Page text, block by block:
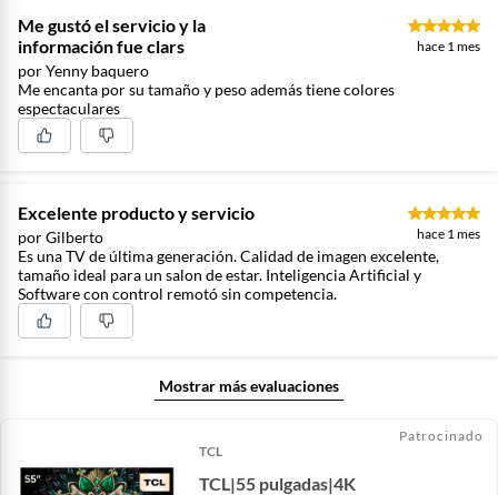
Me gustó el servicio y la
información fue clars
por Yenny baquero
hace 1 mes
Me encanta por su tamaño y peso además tiene colores
espectaculares
Excelente producto y servicio
por Gilberto hace 1 mes
Es una TV de última generación. Calidad de imagen excelente,
tamaño ideal para un salon de estar. Inteligencia Artificial y
Software con control remotó sin competencia.
Mostrar más evaluaciones
TCL
TCL|55 pulgadas|4K
Patrocinado